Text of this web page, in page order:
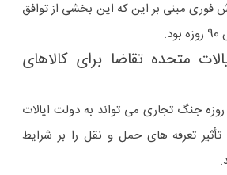
فوری مبنی بر این که این بخشی از توافق
متحده تقاضا برای کالاهای
گسترش آتش بس 90 روزه جنگ تجاری می تواند به دولت ایالات
تعرفه های حمل و نقل را بر شرایط